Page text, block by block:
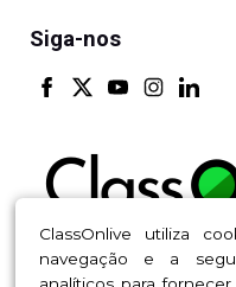
ClassOnlive utiliza
navegação e a
Siga-nos